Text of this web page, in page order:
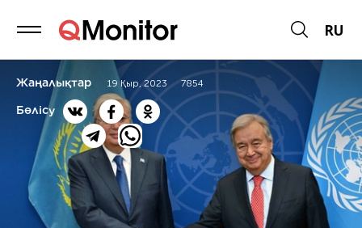
RU
Жаңалықтар 19 Қыр, 2023 7854
Бөлісу